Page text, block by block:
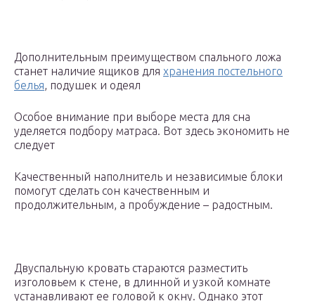
Дополнительным преимуществом спального ложа
станет наличие ящиков для хранения постельного
белья, подушек и одеял
Особое внимание при выборе места для сна
уделяется подбору матраса. Вот здесь экономить не
следует
Качественный наполнитель и независимые блоки
помогут сделать сон качественным и
продолжительным, а пробуждение – радостным.
Двуспальную кровать стараются разместить
изголовьем к стене, в длинной и узкой комнате
устанавливают ее головой к окну. Однако этот